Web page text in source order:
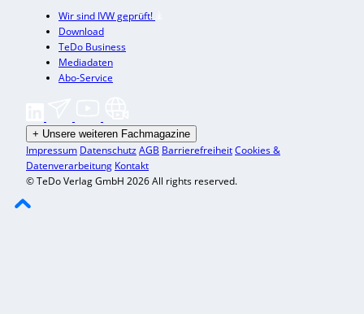
Wir sind IVW geprüft!
Download
TeDo Business
Mediadaten
Abo-Service
+ Unsere weiteren Fachmagazine
Impressum DatenschutzAGB BarrierefreiheitCookies &
Datenverarbeitung Kontakt
© TeDo Verlag GmbH 2026 All rights reserved.